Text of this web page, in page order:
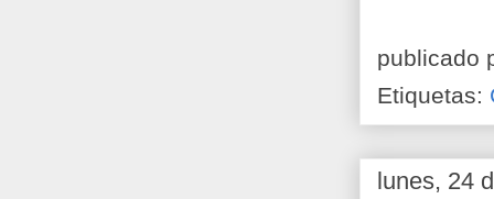
publicado
Etiquetas:
lunes, 24